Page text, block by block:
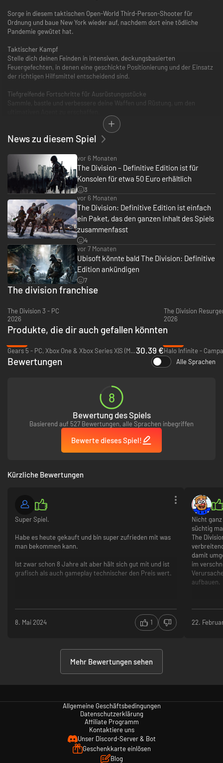
Sorge in diesem taktischen Open-World Third-Person-Shooter für
Ordnung und baue New York wieder auf, nachdem dort eine tödliche
Pandemie gewütet hat.
Taktischer Kampf
Stelle dich deinen Feinden in intensiven, deckungsbasierten
Feuergefechten, in denen eine geschickte Positionierung und der Einsatz
der richtigen Hilfsmittel entscheidend sind.
Tiefgreifende Fortschritte für Ausrüstungsstücke
Sammle, bastle und verbessere deine Waffen und Rüstung, um den
Dynamisches Wetter, Tag- und Nachtzyklen und realistische
Survival-Erlebnis in den bekanntesten Teilen Manhattans.
Allein oder Koop
Meistere die Geschichte allein oder mit bis zu drei weiteren Agents in
einem nahtlosen Koop-Erlebnis.
Robustes Endgame
Bringe deine Ausrüstung ans Limit und stelle dich den härtesten
Herausforderungen für Belohnungen auf Endgame-Level. Wage dich mit
deinem Agent an hochriskante Aktivitäten, wie die Dark Zone, ein PvP-
und PvE-Gebiet, in dem die besten Belohnungen und die hinterhältigsten
Verräter warten.
Tom Clancy’s The Division ist nur online spielbar. Um das Spiel
herunterzuladen und zu spielen, ist eine dauerhafte Internetverbindung
News zu diesem Spiel
vor 6 Monaten
The Division – Definitive Edition ist für
Konsolen für etwa 50 Euro erhältlich
3
vor 6 Monaten
The Division: Definitive Edition ist einfach
ein Paket, das den ganzen Inhalt des Spiels
zusammenfasst
4
vor 7 Monaten
Ubisoft könnte bald The Division: Definitive
Edition ankündigen
7
The division franchise
The Division 3 - PC
2026
The Division
2026
Produkte, die dir auch gefallen könnten
Gears 5 - PC, Xbox One & Xbox Series X|S (Microsoft Store)30.39 €
Bewertungen Alle Sprachen
8
Bewertung des Spiels
Basierend auf 527 Bewertungen, alle Sprachen inbegriffen
Bewerte dieses Spiel!
Kürzliche Bewertungen
Super Spiel.
Habe es heute gekauft und bin super zufrieden mit was
man bekommen kann.
Ist zwar schon 8 Jahre alt aber hält sich gut mit und ist
grafisch als auch gameplay technischer den Preis wert.
8. Mai 2024 1
Nicht
süchtig
The
damit
im
aufbauen.
22.
Mehr Bewertungen sehen
Allgemeine Geschäftsbedingungen
Datenschutzerklärung
Affiliate Programm
Kontaktiere uns
Unser Discord-Server & Bot
Geschenkkarte einlösen
Blog